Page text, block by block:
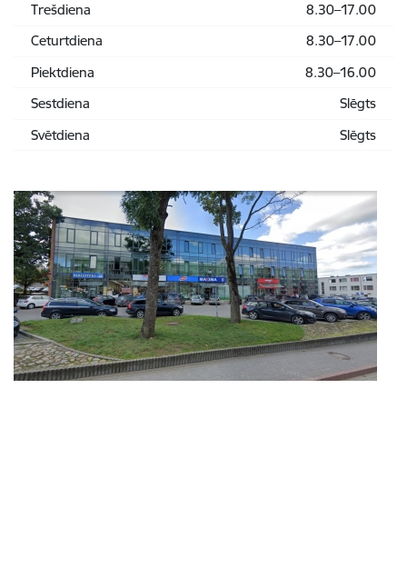
Trešdiena
8.30–17.00
Ceturtdiena
8.30–17.00
Piektdiena
8.30–16.00
Sestdiena
Slēgts
Svētdiena
Slēgts